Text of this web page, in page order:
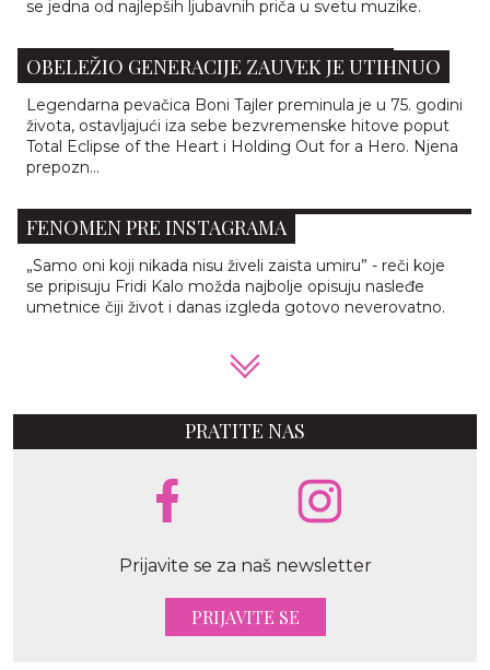
se jedna od najlepših ljubavnih priča u svetu muzike.
OBELEŽIO GENERACIJE ZAUVEK JE UTIHNUO
Legendarna pevačica Boni Tajler preminula je u 75. godini
života, ostavljajući iza sebe bezvremenske hitove poput
Total Eclipse of the Heart i Holding Out for a Hero. Njena
prepozn...
FENOMEN PRE INSTAGRAMA
„Samo oni koji nikada nisu živeli zaista umiru” - reči koje
se pripisuju Fridi Kalo možda najbolje opisuju nasleđe
umetnice čiji život i danas izgleda gotovo neverovatno.
PRATITE NAS
Prijavite se za naš newsletter
PRIJAVITE SE